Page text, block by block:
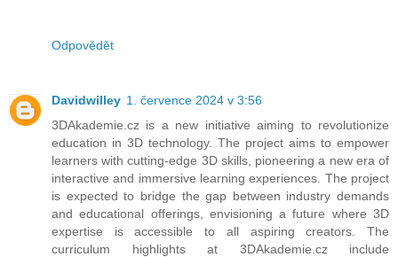
Odpovědět
Davidwilley 1. července 2024 v 3:56
3DAkademie.cz is a new initiative aiming to revolutionize
education in 3D technology. The project aims to empower
learners with cutting-edge 3D skills, pioneering a new era of
interactive and immersive learning experiences. The project
is expected to bridge the gap between industry demands
and educational offerings, envisioning a future where 3D
expertise is accessible to all aspiring creators. The
curriculum highlights at 3DAkademie.cz include